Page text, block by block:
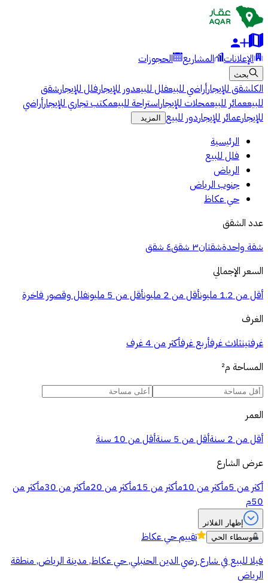
الإعلانات المشاريع الحجوزات
بحث
الكلشقق للإيجارأراضي للبيعفلل للبيعدور للإيجارفلل للإيجارشقق
للبيععمائر للبيعمحلات للإيجاراستراحة للبيعمكتب تجاري للإيجارأراضي
للإيجارعمائر للإيجاردور للبيع المزيد
الرئيسية
فلل للبيع
الرياض
جنوب الرياض
حي عكاظ
عدد الشقق
شقة واحدةشقتان٣ شقق
٤ شقق
السعر الإجمالي
أقل من 1.2 مليون
أقل من 2 مليون أقل من 5 مليون
فلل وقصور فاخرة
الغرف
غرفتينثلاث غرفأربع غرفأكثر من 4 غرف
المساحة م²
العمر
أقل من 2 سنة
أقل من 5 سنة
أقل من 10 سنة
عرض الشارع
أكثر من 5م
أكثر من 10م أكثر من 15م أكثر من 20م أكثر من 30م
أكثر من
50م
إظهار الفلاتر
وسطاء الحي
تقييمحي عكاظ
فيلا للبيع في شارع رضي الدين الحنبلي, حي عكاظ, مدينة الرياض, منطقة
الرياض